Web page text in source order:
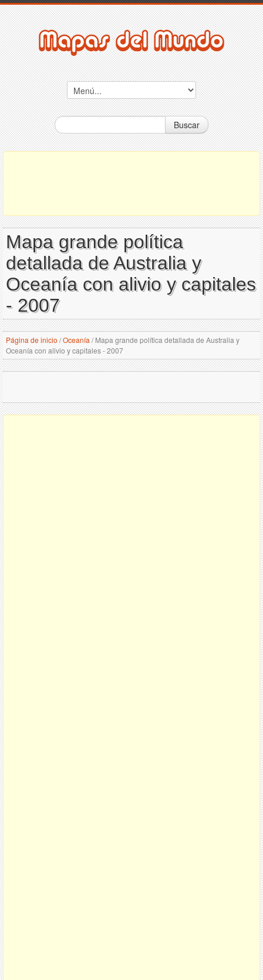
Buscar
Mapa grande política
detallada de Australia y
Oceanía con alivio y capitales
- 2007
Página de inicio /Oceanía /Mapa grande política detallada de Australia y
Oceanía con alivio y capitales - 2007